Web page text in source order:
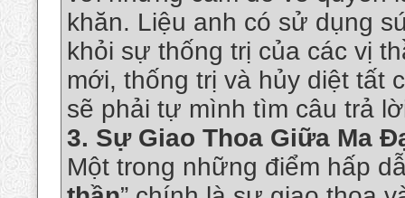
khăn. Liệu anh có sử dụng
khỏi sự thống trị của các vị
mới, thống trị và hủy diệt tất
sẽ phải tự mình tìm câu trả
3. Sự Giao Thoa Giữa Ma
Một trong những điểm hấp